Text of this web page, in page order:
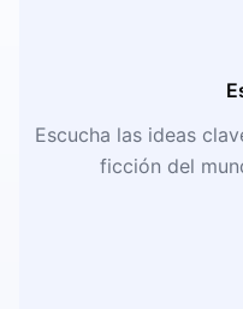
Escucha las ideas
ficción del